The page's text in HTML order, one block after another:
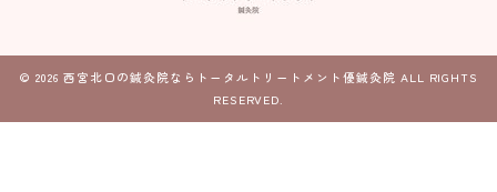
© 2026 西宮北口の鍼灸院ならトータルトリートメント優鍼灸院 ALL RIGHTS
RESERVED.